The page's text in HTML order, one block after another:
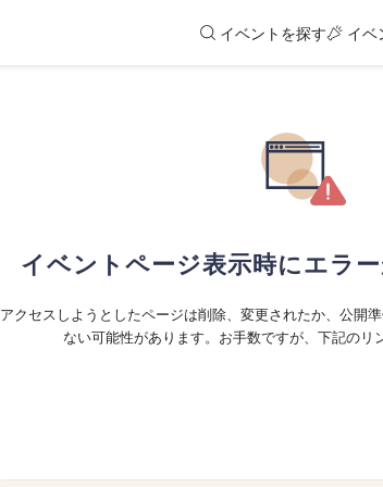
イベントを探す イベ
イベントページ表示時にエラー
アクセスしようとしたページは削除、変更されたか、公開
ない可能性があります。お手数ですが、下記のリ